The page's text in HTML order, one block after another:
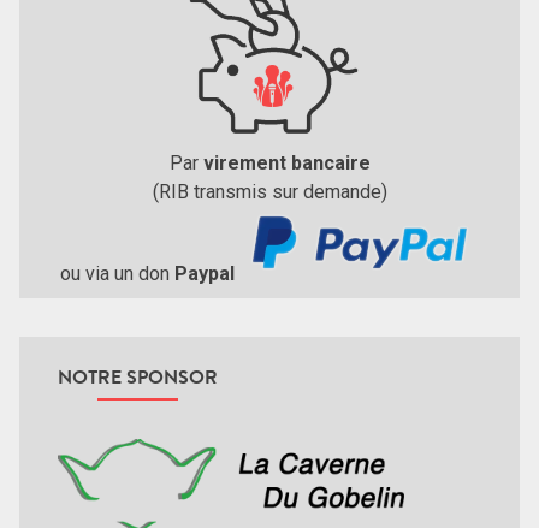
Par virement bancaire
(RIB transmis sur demande)
ou via un don Paypal
NOTRE SPONSOR